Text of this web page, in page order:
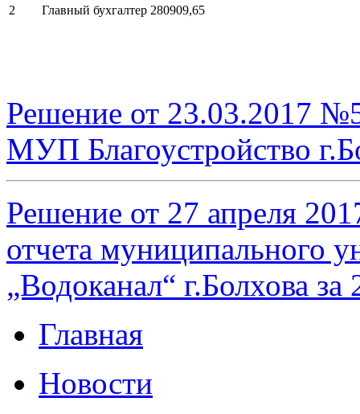
2 Главный бухгалтер 280909,65
Решение от 23.03.2017
МУП Благоустройство
Решение от 27 апреля
отчета муниципального
„Водоканал“ г.Болхова за
Главная
Новости